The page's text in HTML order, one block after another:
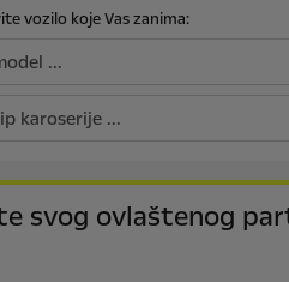
vozilo koje Vas zanima:
svog ovlaštenog